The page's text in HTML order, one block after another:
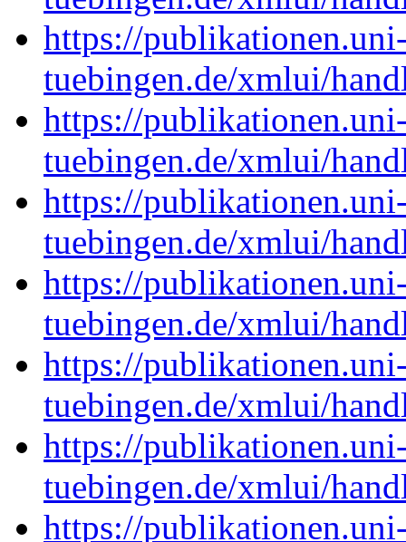
https://
tuebingen.de/xmlui/
https://
tuebingen.de/xmlui/
https://
tuebingen.de/xmlui/
https://
tuebingen.de/xmlui/
https://
tuebingen.de/xmlui/
https://
tuebingen.de/xmlui/
https://